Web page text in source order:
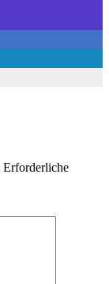
Erforderliche